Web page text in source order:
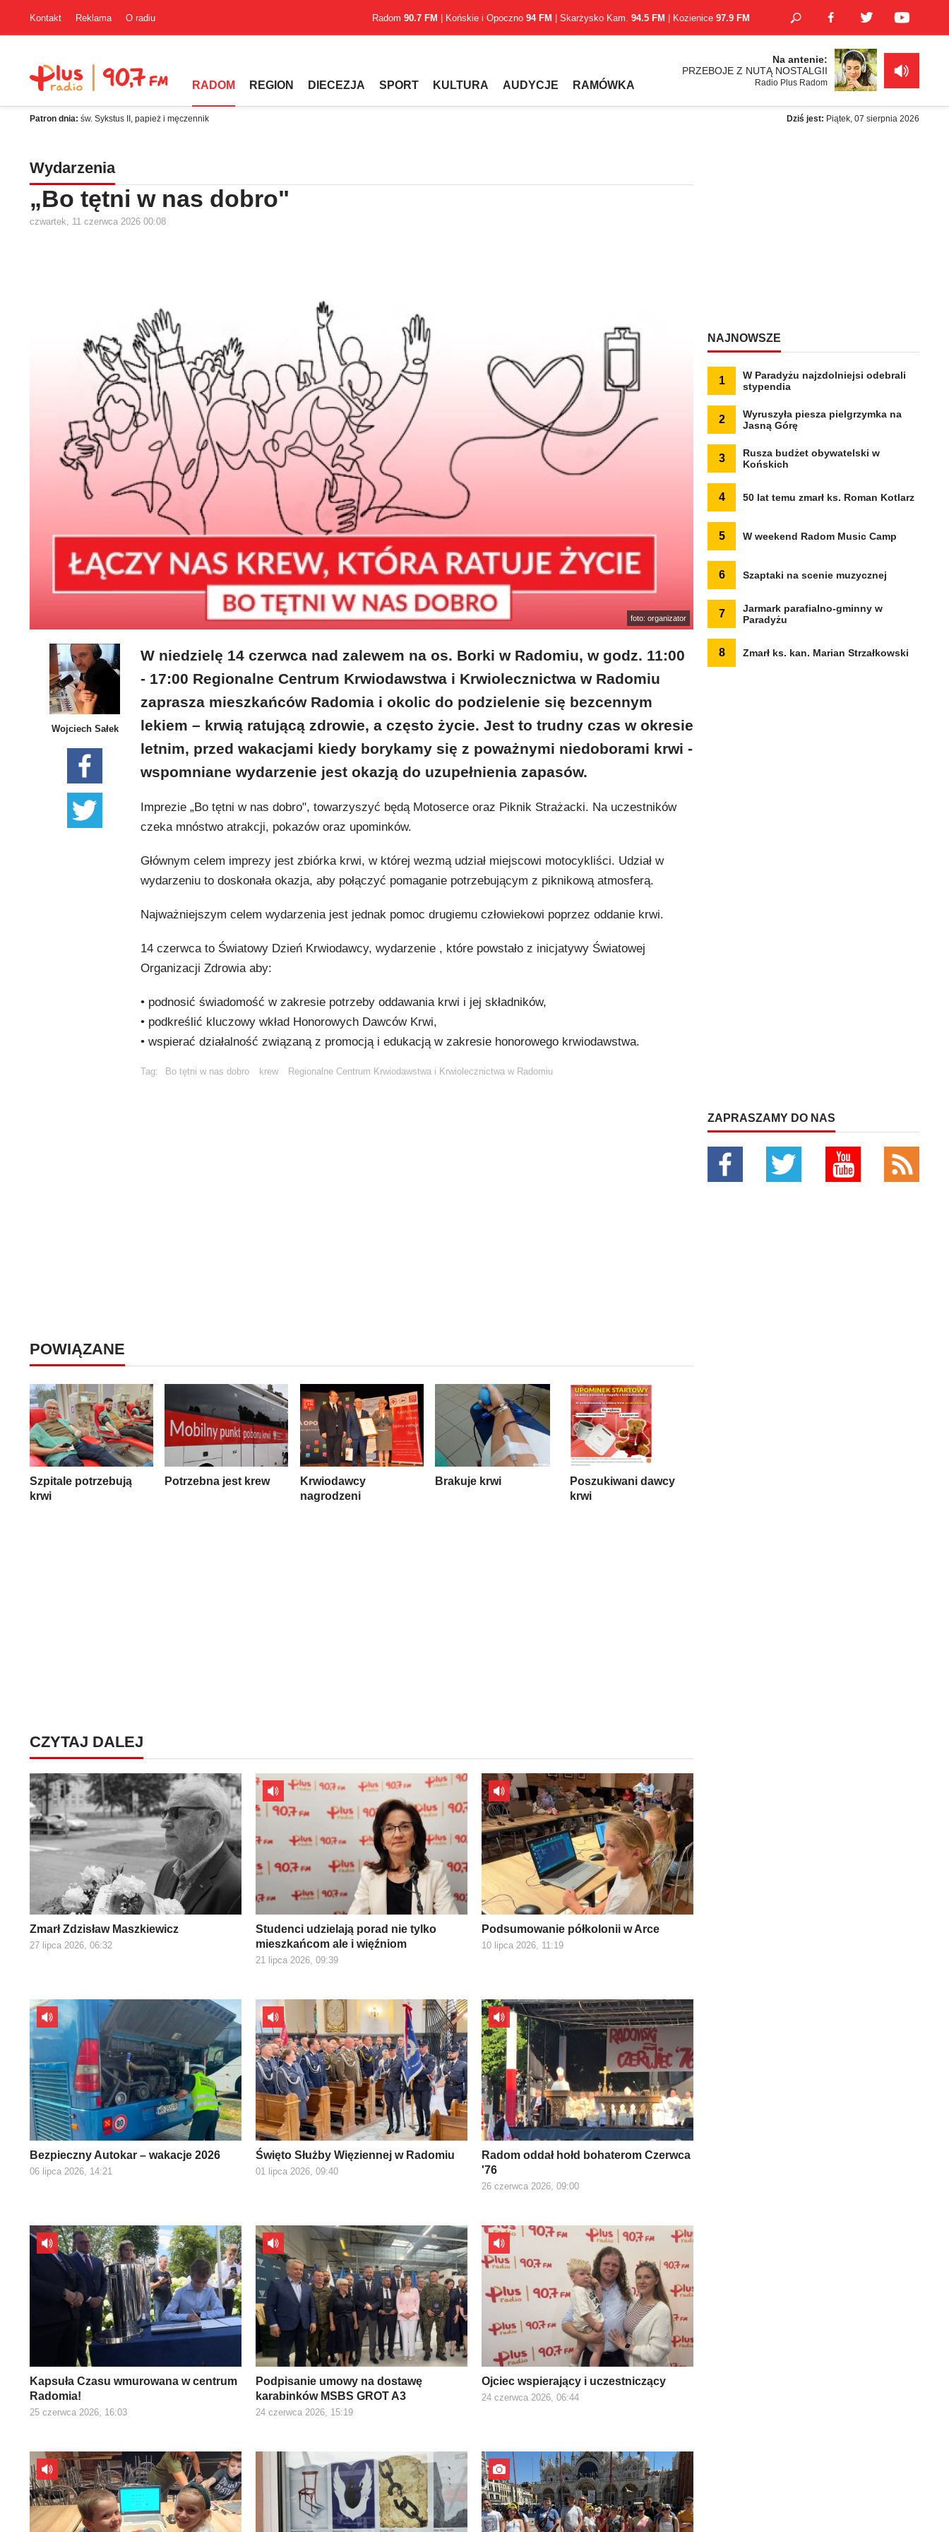
Kontakt Reklama O radiu Radom 90.7 FM | Końskie i Opoczno 94 FM | Skarżysko Kam. 94.5 FM | Kozienice 97.9 FM
RADOM REGION DIECEZJA SPORT KULTURA AUDYCJE RAMÓWKA
Na antenie:
PRZEBOJE Z NUTĄ NOSTALGII
Radio Plus Radom
Patron dnia: św. Sykstus II, papież i męczennik Dziś jest: Piątek, 07 sierpnia 2026
Wydarzenia
„Bo tętni w nas dobro"
czwartek, 11 czerwca 2026 00:08
foto: organizator
Wojciech Sałek
W niedzielę 14 czerwca nad zalewem na os. Borki w Radomiu, w godz. 11:00
- 17:00 Regionalne Centrum Krwiodawstwa i Krwiolecznictwa w Radomiu
zaprasza mieszkańców Radomia i okolic do podzielenie się bezcennym
lekiem – krwią ratującą zdrowie, a często życie. Jest to trudny czas w okresie
letnim, przed wakacjami kiedy borykamy się z poważnymi niedoborami krwi -
wspomniane wydarzenie jest okazją do uzupełnienia zapasów.
Imprezie „Bo tętni w nas dobro", towarzyszyć będą Motoserce oraz Piknik Strażacki. Na uczestników
czeka mnóstwo atrakcji, pokazów oraz upominków.
Głównym celem imprezy jest zbiórka krwi, w której wezmą udział miejscowi motocykliści. Udział w
wydarzeniu to doskonała okazja, aby połączyć pomaganie potrzebującym z piknikową atmosferą.
Najważniejszym celem wydarzenia jest jednak pomoc drugiemu człowiekowi poprzez oddanie krwi.
14 czerwca to Światowy Dzień Krwiodawcy, wydarzenie , które powstało z inicjatywy Światowej
Organizacji Zdrowia aby:
• podnosić świadomość w zakresie potrzeby oddawania krwi i jej składników,
• podkreślić kluczowy wkład Honorowych Dawców Krwi,
• wspierać działalność związaną z promocją i edukacją w zakresie honorowego krwiodawstwa.
Tag: Bo tętni w nas dobro krew Regionalne Centrum Krwiodawstwa i Krwiolecznictwa w Radomiu
POWIĄZANE
Szpitale potrzebują
krwi
Potrzebna jest krew
Krwiodawcy
nagrodzeni
Brakuje krwi
Poszukiwani dawcy
krwi
CZYTAJ DALEJ
Zmarł Zdzisław Maszkiewicz
27 lipca 2026, 06:32
Studenci udzielają porad nie tylko
mieszkańcom ale i więźniom
21 lipca 2026, 09:39
Podsumowanie półkolonii w Arce
10 lipca 2026, 11:19
Bezpieczny Autokar – wakacje 2026
06 lipca 2026, 14:21
Święto Służby Więziennej w Radomiu
01 lipca 2026, 09:40
Radom oddał hołd bohaterom Czerwca
'76
26 czerwca 2026, 09:00
Kapsuła Czasu wmurowana w centrum
Radomia!
25 czerwca 2026, 16:03
Podpisanie umowy na dostawę
karabinków MSBS GROT A3
24 czerwca 2026, 15:19
Ojciec wspierający i uczestniczący
24 czerwca 2026, 06:44
NAJNOWSZE
1
W Paradyżu najzdolniejsi odebrali
stypendia
2
Wyruszyła piesza pielgrzymka na
Jasną Górę
3
Rusza budżet obywatelski w
Końskich
4 50 lat temu zmarł ks. Roman Kotlarz
5 W weekend Radom Music Camp
6 Szaptaki na scenie muzycznej
7
Jarmark parafialno-gminny w
Paradyżu
8 Zmarł ks. kan. Marian Strzałkowski
ZAPRASZAMY DO NAS